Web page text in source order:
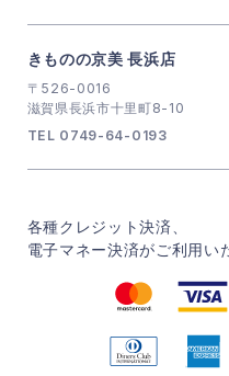
きものの京美 長浜店
〒526-0016
滋賀県長浜市十里町8-10
TEL 0749-64-0193
各種クレジット決済、
電子マネー決済がご利用い